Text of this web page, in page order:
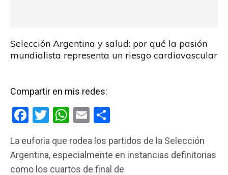
Selección Argentina y salud: por qué la pasión
mundialista representa un riesgo cardiovascular
Compartir en mis redes:
F
ce
b
T
tt
er
W
at
s
E
ail m
p
La euforia que rodea los partidos de la Selección
Argentina, especialmente en instancias definitorias
como los cuartos de final de